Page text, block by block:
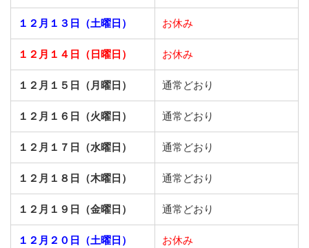
１２月１３日（土曜日） お休み
１２月１４日（日曜日） お休み
１２月１５日（月曜日） 通常どおり
１２月１６日（火曜日） 通常どおり
１２月１７日（水曜日） 通常どおり
１２月１８日（木曜日） 通常どおり
１２月１９日（金曜日） 通常どおり
１２月２０日（土曜日） お休み